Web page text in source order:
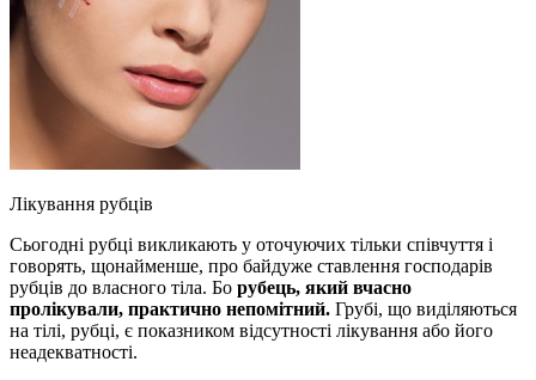
Лікування рубців
Сьогодні рубці викликають у оточуючих тільки співчуття і
говорять, щонайменше, про байдуже ставлення господарів
рубців до власного тіла. Бо рубець, який вчасно
пролікували, практично непомітний. Грубі, що виділяються
на тілі, рубці, є показником відсутності лікування або його
неадекватності.